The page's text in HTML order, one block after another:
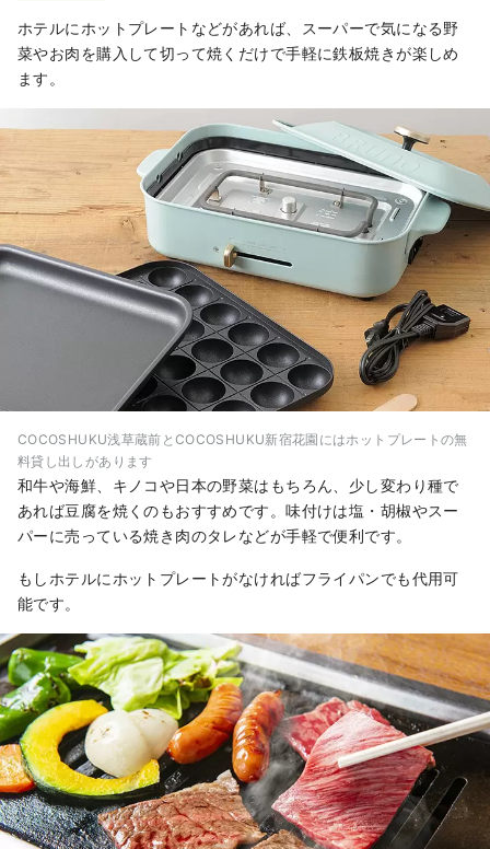
ホテルにホットプレートなどがあれば、スーパーで気になる野
菜やお肉を購入して切って焼くだけで手軽に鉄板焼きが楽しめ
ます。
COCOSHUKU浅草蔵前とCOCOSHUKU新宿花園にはホットプレートの無
料貸し出しがあります
和牛や海鮮、キノコや日本の野菜はもちろん、少し変わり種で
あれば豆腐を焼くのもおすすめです。味付けは塩・胡椒やスー
パーに売っている焼き肉のタレなどが手軽で便利です。
もしホテルにホットプレートがなければフライパンでも代用可
能です。